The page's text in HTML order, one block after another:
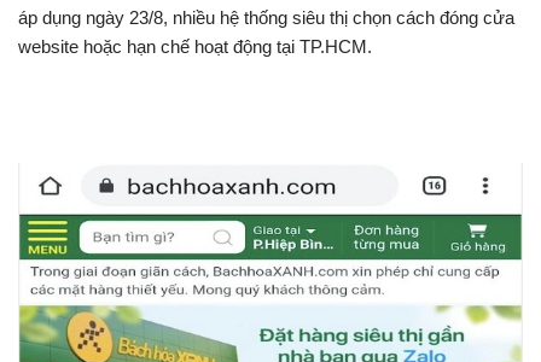
áp dụng ngày 23/8, nhiều hệ thống siêu thị chọn cách đóng cửa
website hoặc hạn chế hoạt động tại TP.HCM.